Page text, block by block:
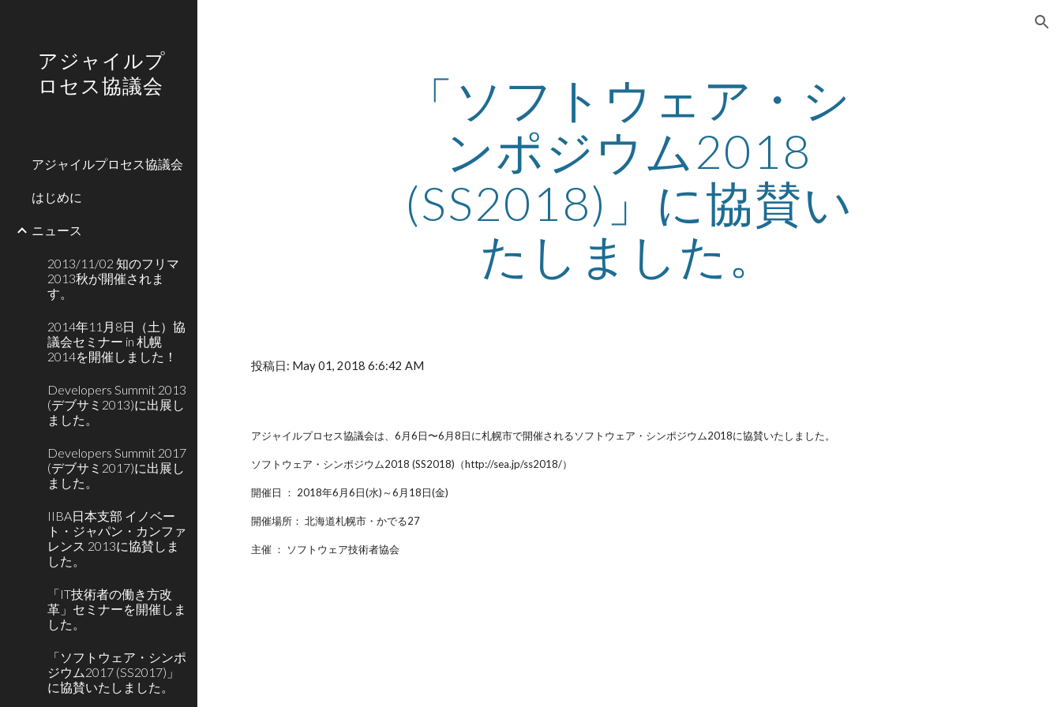
アジャイルプ
ロセス協議会
アジャイルプロセス協議会
はじめに
ニュース
2013/11/02 知のフリマ
2013秋が開催されま
す。
2014年11月8日（土）協
議会セミナー in 札幌
2014を開催しました！
Developers Summit 2013
(デブサミ2013)に出展し
ました。
Developers Summit 2017
(デブサミ2017)に出展し
ました。
IIBA日本支部 イノベー
ト・ジャパン・カンファ
レンス 2013に協賛しま
した。
「IT技術者の働き方改
革」セミナーを開催しま
した。
「ソフトウェア・シンポ
ジウム2017 (SS2017)」
に協賛いたしました。
「ソフトウェア・シ
ンポジウム2018
(SS2018)」に協賛い
たしました。
投稿日: May 01, 2018 6:6:42 AM
アジャイルプロセス協議会は、6月6日〜6月8日に札幌市で開催されるソフトウェア・シンポジウム2018に協賛いたしました。
ソフトウェア・シンポジウム2018 (SS2018)（http://sea.jp/ss2018/）
開催日 ： 2018年6月6日(水)～6月18日(金)
開催場所： 北海道札幌市・かでる27
主催 ： ソフトウェア技術者協会